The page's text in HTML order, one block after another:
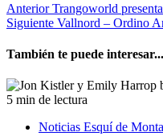
AnteriorTrangoworld
Siguiente Vallnord – Ordino
También te puede interesar...
5 min de lectura
Noticias Esquí de